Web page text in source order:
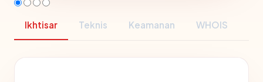
Ikhtisar Teknis Keamanan WHOIS